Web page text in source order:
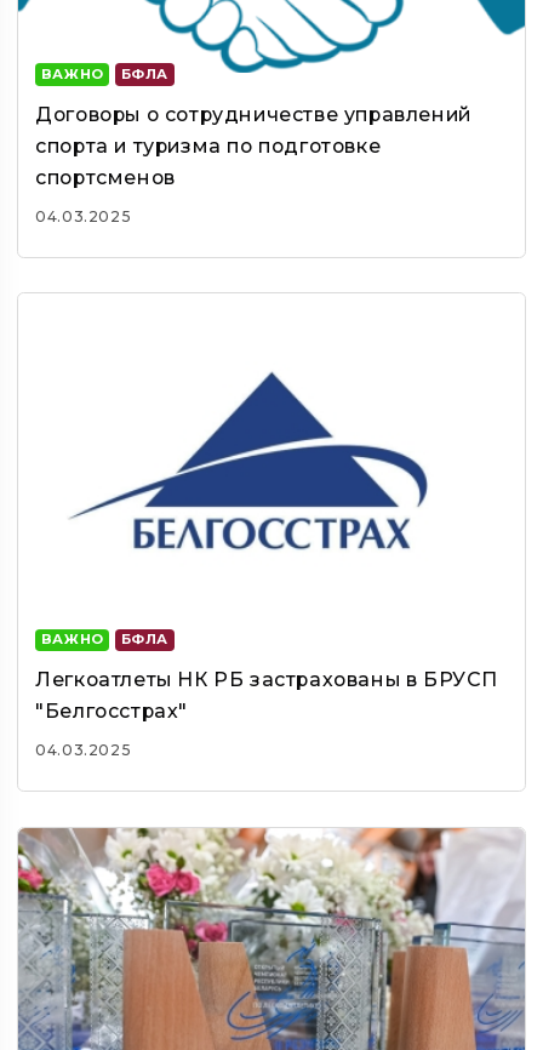
ВАЖНО БФЛА
Договоры о сотрудничестве управлений
спорта и туризма по подготовке
спортсменов
04.03.2025
ВАЖНО БФЛА
Легкоатлеты НК РБ застрахованы в БРУСП
"Белгосстрах"
04.03.2025